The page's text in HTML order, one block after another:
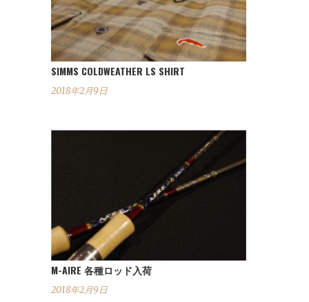
SIMMS COLDWEATHER LS SHIRT
2018年2月9日
M-AIRE 各種ロッド入荷
2018年2月9日